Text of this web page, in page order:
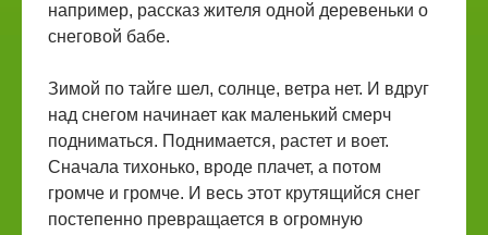
например, рассказ жителя одной деревеньки о
снеговой бабе.
Зимой по тайге шел, солнце, ветра нет. И вдруг
над снегом начинает как маленький смерч
подниматься. Поднимается, растет и воет.
Сначала тихонько, вроде плачет, а потом
громче и громче. И весь этот крутящийся снег
постепенно превращается в огромную